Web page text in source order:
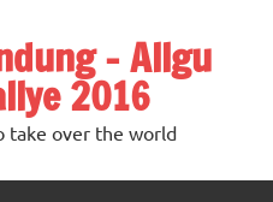
– Allgu
2016
take over the world